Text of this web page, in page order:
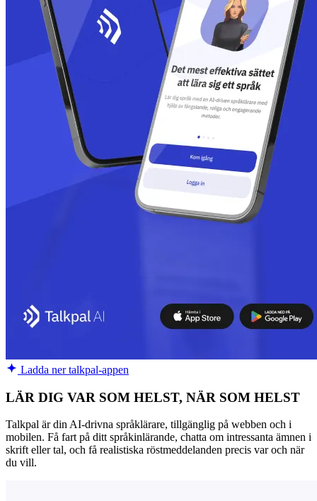
Ladda ner talkpal-appen
LÄR DIG VAR SOM HELST, NÄR SOM HELST
Talkpal är din AI-drivna språklärare, tillgänglig på webben och i
mobilen. Få fart på ditt språkinlärande, chatta om intressanta ämnen i
skrift eller tal, och få realistiska röstmeddelanden precis var och när
du vill.